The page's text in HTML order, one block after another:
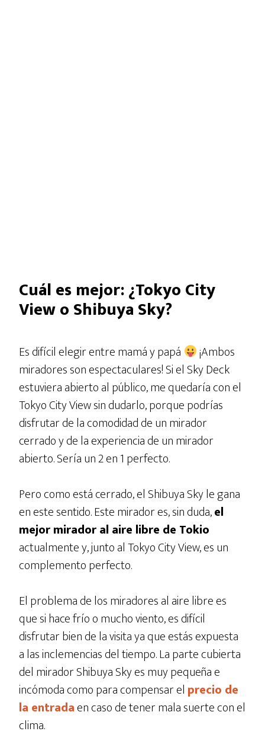
Cuál es mejor: ¿Tokyo City
View o Shibuya Sky?
Es difícil elegir entre mamá y papá
¡Ambos
miradores son espectaculares! Si el Sky Deck
estuviera abierto al público, me quedaría con el
Tokyo City View sin dudarlo, porque podrías
disfrutar de la comodidad de un mirador
cerrado y de la experiencia de un mirador
abierto. Sería un 2 en 1 perfecto.
Pero como está cerrado, el Shibuya Sky le gana
en este sentido. Este mirador es, sin duda,el
mejor mirador al aire libre de Tokio
actualmente y, junto al Tokyo City View, es un
complemento perfecto.
El problema de los miradores al aire libre es
que si hace frío o mucho viento, es difícil
disfrutar bien de la visita ya que estás expuesta
a las inclemencias del tiempo. La parte cubierta
del mirador Shibuya Sky es muy pequeña e
incómoda como para compensar el precio de
la entradaen caso de tener mala suerte con el
clima.